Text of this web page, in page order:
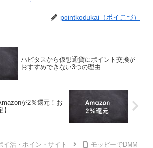
pointkodukai（ポイこづ）
ハピタスから仮想通貨にポイント交換が
おすすめできない3つの理由
が2％還元！お
イ活・ポイントサイト モッピーでDMM